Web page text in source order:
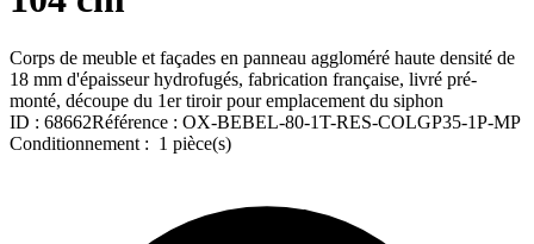
Corps de meuble et façades en panneau aggloméré haute densité de
18 mm d'épaisseur hydrofugés, fabrication française, livré pré-
monté, découpe du 1er tiroir pour emplacement du siphon
ID : 68662Référence : OX-BEBEL-80-1T-RES-COLGP35-1P-MP
Conditionnement : 1 pièce(s)